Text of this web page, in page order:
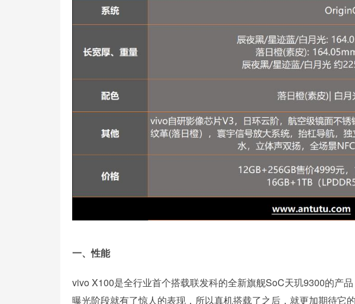
一、性能
vivo X100是全行业首个搭载联发科的全新旗舰SoC天玑9300的产
曝光阶段就有了惊人的表现，所以真机搭载了之后，就更加期待它的